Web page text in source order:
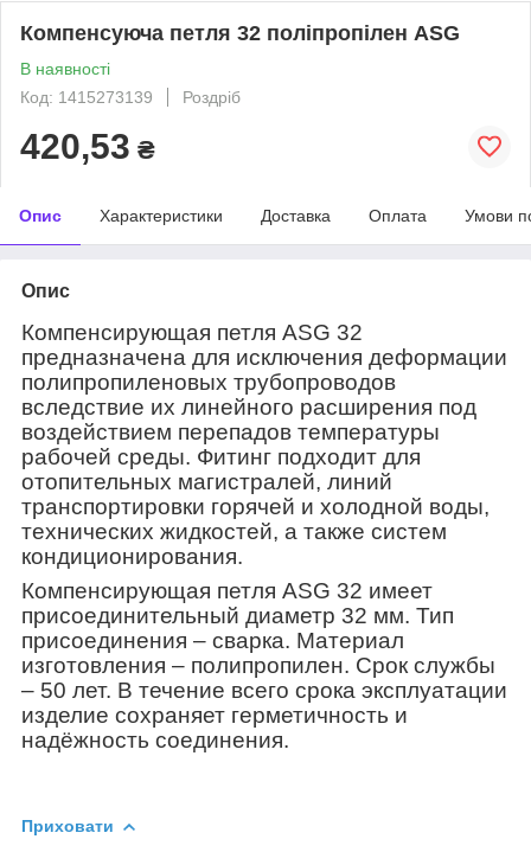
Компенсуюча петля 32 поліпропілен ASG
В наявності
Код: 1415273139
Роздріб
420,53 ₴
Опис Характеристики Доставка Оплата Умови
Опис
Компенсирующая петля ASG 32
предназначена для исключения деформации
полипропиленовых трубопроводов
вследствие их линейного расширения под
воздействием перепадов температуры
рабочей среды. Фитинг подходит для
отопительных магистралей, линий
транспортировки горячей и холодной воды,
технических жидкостей, а также систем
кондиционирования.
Компенсирующая петля ASG 32 имеет
присоединительный диаметр 32 мм. Тип
присоединения – сварка. Материал
изготовления – полипропилен. Срок службы
– 50 лет. В течение всего срока эксплуатации
изделие сохраняет герметичность и
надёжность соединения.
Приховати